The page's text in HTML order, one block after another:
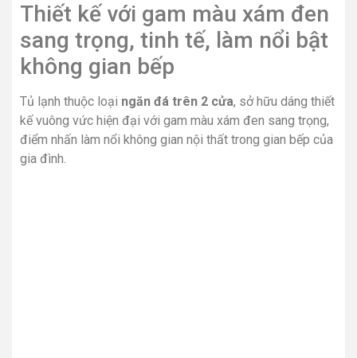
Thiết kế với gam màu xám đen
sang trọng, tinh tế, làm nổi bật
không gian bếp
Tủ lạnh thuộc loại ngăn đá trên 2 cửa, sở hữu dáng thiết
kế vuông vức hiện đại với gam màu xám đen sang trọng,
điểm nhấn làm nổi không gian nội thất trong gian bếp của
gia đình.